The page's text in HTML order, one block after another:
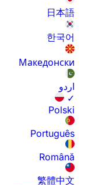
日本語
한국어
Македонски
اردو
✓
Polski
Português
Română
繁體中文